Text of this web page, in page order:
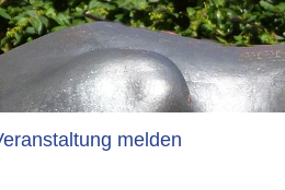
melden